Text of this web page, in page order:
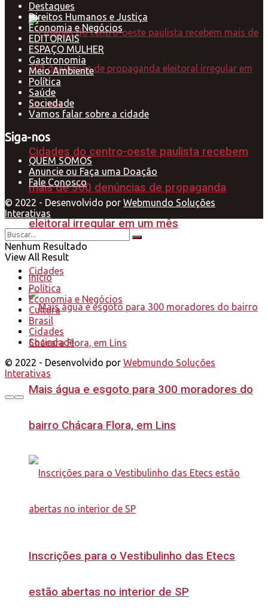
Cidades do centro-oeste paulista recebem
mais de 300 denúncias de propaganda
eleitoral irregular em um mês
Cidades
Mais água e esgoto para 300 moradores do
bairro Chácara Flora, em Lins
Inscrições para o Vestibulinho das Etecs
estão abertas no interior de SP
Destaques
Direitos Humanos e Justiça
Economia e Negócios
EDITORIAIS
ESPAÇO MULHER
Gastronomia
Meio Ambiente
Política
Saúde
Sociedade
Vamos falar sobre a cidade
Siga-nos
QUEM SOMOS
Anuncie ou Faça uma Doação
Fale Conosco
© 2022 - Desenvolvido por Webmundo Soluções
Interativas
Nenhum Resultado
View All Result
Início
Política
Economia e Negócios
Cultura
Brasil
Cidades
Sociedade
© 2022 - Desenvolvido por Webmundo Soluções
Interativas